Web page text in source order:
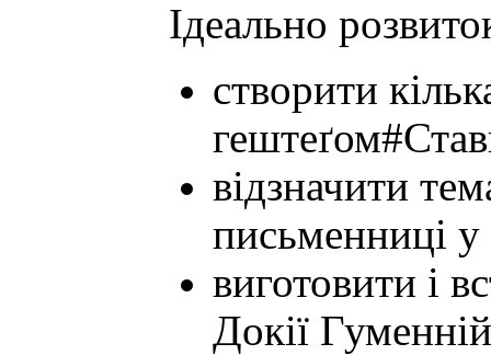
Ідеально
створити
відзначити
письменниці у
виготовити і
Докії